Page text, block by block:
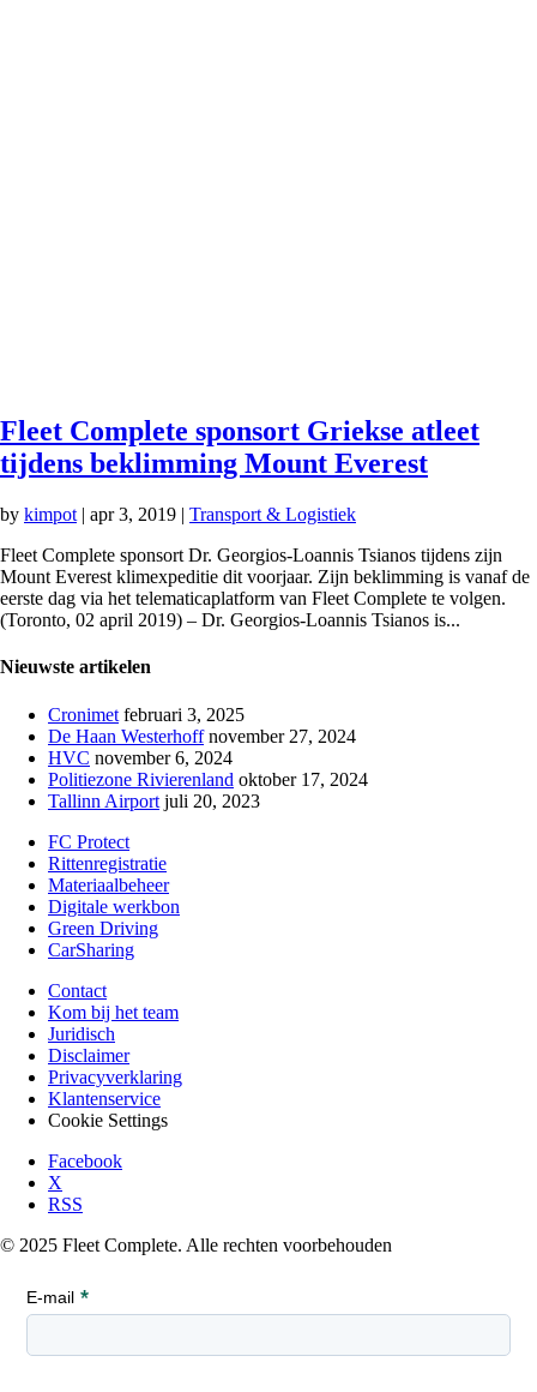
Fleet Complete sponsort Griekse atleet
tijdens beklimming Mount Everest
by kimpot | apr 3, 2019 | Transport & Logistiek
Fleet Complete sponsort Dr. Georgios-Loannis Tsianos tijdens zijn
Mount Everest klimexpeditie dit voorjaar. Zijn beklimming is vanaf de
eerste dag via het telematicaplatform van Fleet Complete te volgen.
(Toronto, 02 april 2019) – Dr. Georgios-Loannis Tsianos is...
Nieuwste artikelen
Cronimet februari 3, 2025
De Haan Westerhoff november 27, 2024
HVC november 6, 2024
Politiezone Rivierenland oktober 17, 2024
Tallinn Airport juli 20, 2023
FC Protect
Rittenregistratie
Materiaalbeheer
Digitale werkbon
Green Driving
CarSharing
Contact
Kom bij het team
Juridisch
Disclaimer
Privacyverklaring
Klantenservice
Cookie Settings
Facebook
X
RSS
© 2025 Fleet Complete. Alle rechten voorbehouden